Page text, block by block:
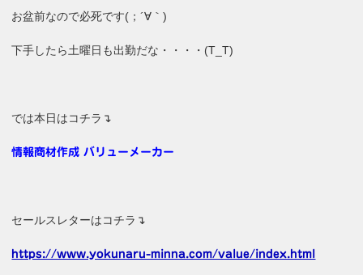
お盆前なので必死です(；´∀｀)
下手したら土曜日も出勤だな・・・・(T_T)
では本日はコチラ↴
情報商材作成 バリューメーカー
セールスレターはコチラ↴
https://www.yokunaru-minna.com/value/index.html